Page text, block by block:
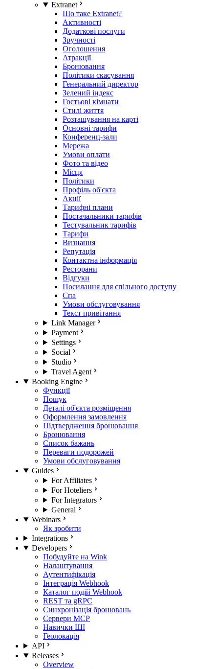
Extranet
Що таке Extranet?
Активності
Додаткові послуги
Зручності
Оголошення
Атракції
Бронювання
Політики скасування
Генеральний директор
Зелений індекс
Гостьові кімнати
Стилі життя
Розташування на карті
Основні тарифи
Конференц-зали
Мережа
Умови оплати
Фото та відео
Місця
Політики
Профіль об'єкта
Акції
Тарифні плани
Постачальники тарифів
Тестувальник тарифів
Тарифи
Визнання
Репутація
Контактна інформація
Ресторани
Відгуки
Посилання для спільного доступу
Спа
Умови обслуговування
Текст привітання
Link Manager
Payment
Settings
Social
Studio
Travel Agent
Booking Engine
Функції
Пошук
Деталі об'єкта розміщення
Оформлення замовлення
Підтвердження бронювання
Бронювання
Список бажань
Переваги подорожей
Умови обслуговування
Guides
For Affiliates
For Hoteliers
For Integrators
General
Webinars
Як зробити
Integrations
Developers
Побудуйте на Wink
Налаштування
Аутентифікація
Інтеграція Webhook
Каталог подій Webhook
REST та gRPC
Синхронізація бронювань
Сервери MCP
Навички ШІ
Геолокація
API
Releases
Overview